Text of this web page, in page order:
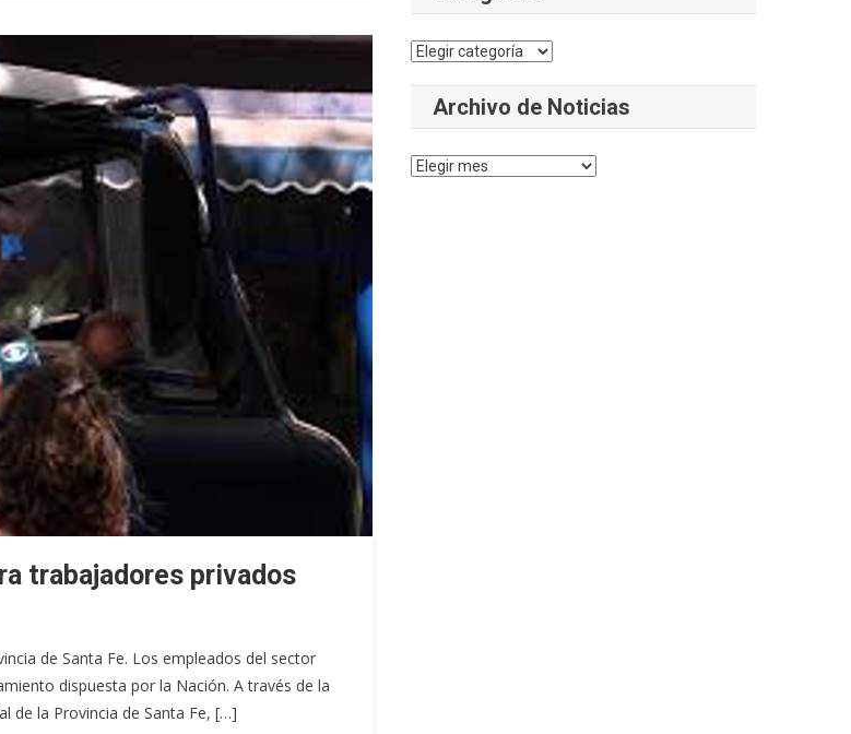
trabajadores privados
de Santa Fe. Los empleados del sector
dispuesta por la Nación. A través de la
de la Provincia de Santa Fe, […]
Categorías
Archivo de Noticias
Archivo